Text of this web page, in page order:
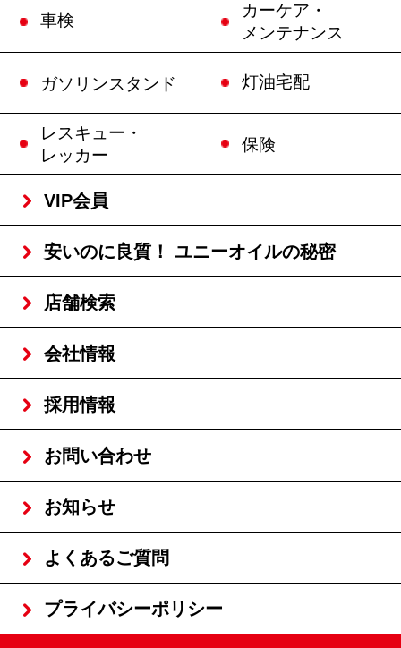
車検
カーケア・
メンテナンス
ガソリンスタンド 灯油宅配
レスキュー・
レッカー
保険
VIP会員
安いのに良質！ ユニーオイルの秘密
店舗検索
会社情報
採用情報
お問い合わせ
お知らせ
よくあるご質問
プライバシーポリシー